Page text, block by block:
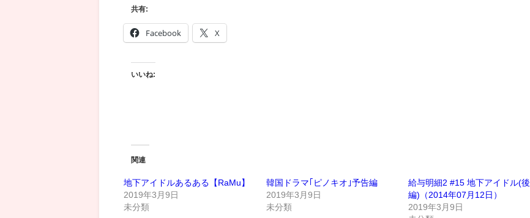
共有:
Facebook X
いいね:
関連
地下アイドルあるある【RaMu】
2019年3月9日
未分類
韓国ドラマ｢ピノキオ｣予告編
2019年3月9日
未分類
給与明細2 #15 地下アイドル(後
編)（2014年07月12日）
2019年3月9日